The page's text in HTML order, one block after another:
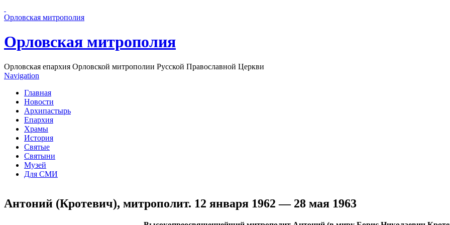
Орловская митрополия
Орловская митрополия
Орловская епархия Орловской митрополии Русской Православной Церкви
Navigation
Главная
Новости
Архипастырь
Епархия
Храмы
История
Святые
Святыни
Музей
Для СМИ
Антоний (Кротевич), митрополит. 12 января 1962 — 28 мая 1963